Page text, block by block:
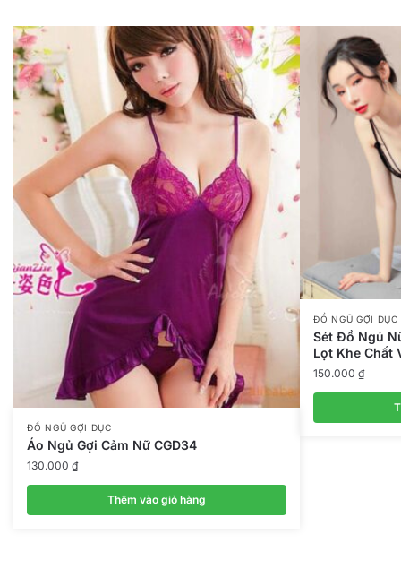
ĐỒ NGŨ GỢI DỤC
Áo Ngủ Gợi Cảm Nữ CGD34
130.000 ₫
Thêm vào giỏ hàng
ĐỒ NGŨ GỢI DỤC
Sét Đồ Ngủ
Lọt Khe Chất
150.000 ₫